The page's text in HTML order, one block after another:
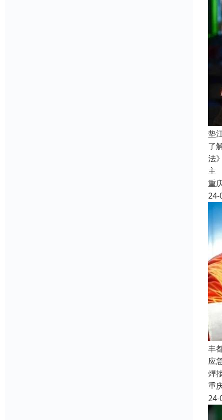
垫
了
法
主
重
24-
丰
应
焊
重
24-